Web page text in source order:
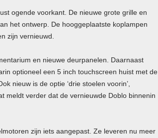
ogende voorkant. De nieuwe grote grille en
het ontwerp. De hooggeplaatste koplampen
zijn vernieuwd.
en nieuwe deurpanelen. Daarnaast
optioneel een 5 inch touchscreen huist met de
nieuw is de optie ‘drie stoelen voorin’,
meldt verder dat de vernieuwde Doblo binnenin
zijn iets aangepast. Ze leveren nu meer